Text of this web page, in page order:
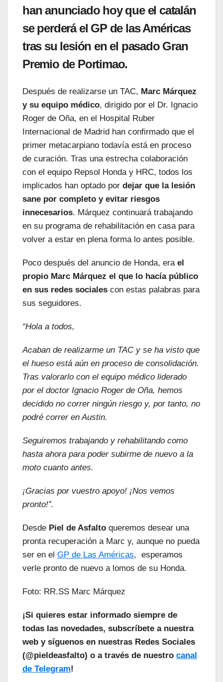
han anunciado hoy que el catalán
se perderá el GP de las Américas
tras su lesión en el pasado Gran
Premio de Portimao.
Después de realizarse un TAC, Marc Márquez
y su equipo médico, dirigido por el Dr. Ignacio
Roger de Oña, en el Hospital Ruber
Internacional de Madrid han confirmado que el
primer metacarpiano todavía está en proceso
de curación. Tras una estrecha colaboración
con el equipo Repsol Honda y HRC, todos los
implicados han optado por dejar que la lesión
sane por completo y evitar riesgos
innecesarios. Márquez continuará trabajando
en su programa de rehabilitación en casa para
volver a estar en plena forma lo antes posible.
Poco después del anuncio de Honda, era el
propio Marc Márquez el que lo hacía público
en sus redes sociales con estas palabras para
sus seguidores.
“Hola a todos,
Acaban de realizarme un TAC y se ha visto que
el hueso está aún en proceso de consolidación.
Tras valorarlo con el equipo médico liderado
por el doctor Ignacio Roger de Oña, hemos
decidido no correr ningún riesgo y, por tanto, no
podré correr en Austin.
Seguiremos trabajando y rehabilitando como
hasta ahora para poder subirme de nuevo a la
moto cuanto antes.
¡Gracias por vuestro apoyo! ¡Nos vemos
pronto!”.
Desde Piel de Asfalto queremos desear una
pronta recuperación a Marc y, aunque no pueda
ser en el GP de Las Américas, esperamos
verle pronto de nuevo a lomos de su Honda.
Foto: RR.SS Marc Márquez
¡Si quieres estar informado siempre de
todas las novedades, subscríbete a nuestra
web y síguenos en nuestras Redes Sociales
(@pieldeasfalto) o a través de nuestro canal
de Telegram!